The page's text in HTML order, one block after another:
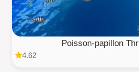
Poisson-papillon
4.62